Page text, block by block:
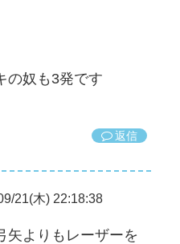
の奴も3発です
返信
21(木) 22:18:38
矢よりもレーザーを